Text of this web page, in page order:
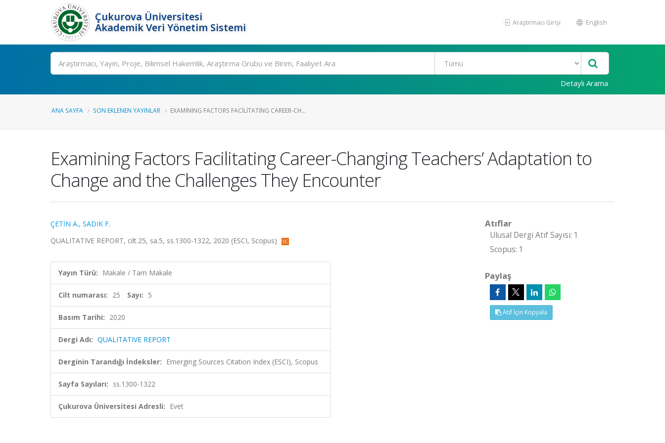
Çukurova Üniversitesi
Akademik Veri Yönetim Sistemi
Araştırmacı Girişi English
Ara
Detaylı Arama
ANA SAYFA SON EKLENEN YAYINLAR EXAMINING FACTORS FACILITATING CAREER-CH...
Examining Factors Facilitating Career-Changing Teachers’ Adaptation to
Change and the Challenges They Encounter
ÇETİN A., SADIK F.
QUALITATIVE REPORT, cilt.25, sa.5, ss.1300-1322, 2020 (ESCI, Scopus)
Yayın Türü: Makale / Tam Makale
Cilt numarası: 25 Sayı: 5
Basım Tarihi: 2020
Dergi Adı: QUALITATIVE REPORT
Derginin Tarandığı İndeksler: Emerging Sources Citation Index (ESCI), Scopus
Sayfa Sayıları: ss.1300-1322
Çukurova Üniversitesi Adresli: Evet
Atıflar
Ulusal Dergi Atıf Sayısı: 1
Scopus: 1
Paylaş
Atıf İçin Kopyala